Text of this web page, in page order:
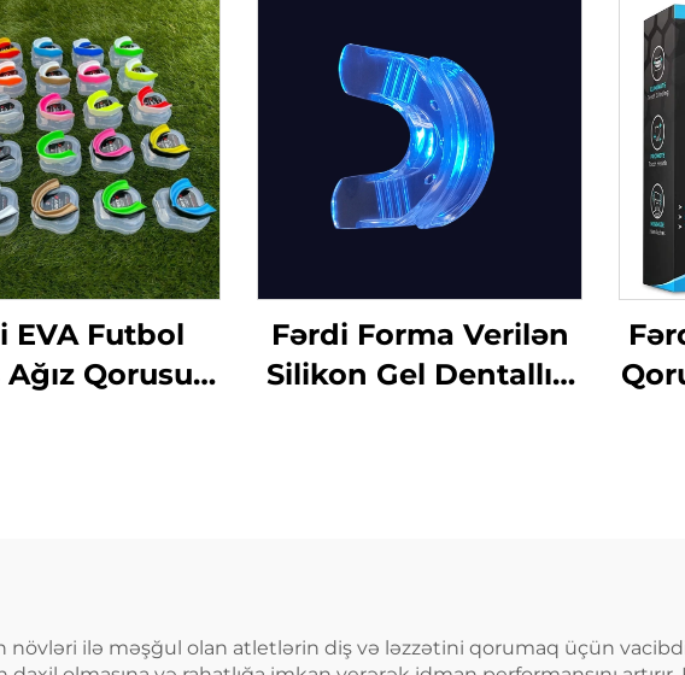
EVA Futbol
Qorusu
Fərdi Forma Verilən
Silikon Gel Dentallıq
növləri ilə məşğul olan atletlərin diş və ləzzətini qorumaq üçün